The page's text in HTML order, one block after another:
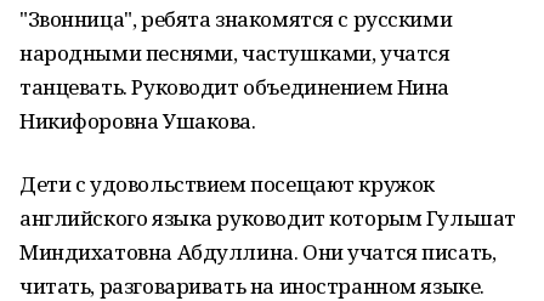
"Звонница", ребята знакомятся с русскими
народными песнями, частушками, учатся
танцевать. Руководит объединением Нина
Никифоровна Ушакова.
Дети с удовольствием посещают кружок
английского языка руководит которым Гульшат
Миндихатовна Абдуллина. Они учатся писать,
читать, разговаривать на иностранном языке.